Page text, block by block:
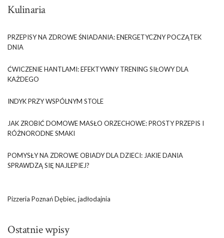
Kulinaria
PRZEPISY NA ZDROWE ŚNIADANIA: ENERGETYCZNY POCZĄTEK
DNIA
ĆWICZENIE HANTLAMI: EFEKTYWNY TRENING SIŁOWY DLA
KAŻDEGO
INDYK PRZY WSPÓLNYM STOLE
JAK ZROBIĆ DOMOWE MASŁO ORZECHOWE: PROSTY PRZEPIS I
RÓŻNORODNE SMAKI
POMYSŁY NA ZDROWE OBIADY DLA DZIECI: JAKIE DANIA
SPRAWDZĄ SIĘ NAJLEPIEJ?
Pizzeria Poznań Dębiec, jadłodajnia
Ostatnie wpisy